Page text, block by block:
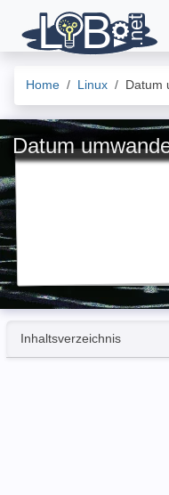
Home Linux Datum
Datum
Inhaltsverzeichnis